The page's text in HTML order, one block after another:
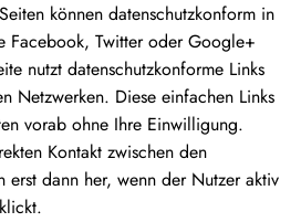
können datenschutzkonform in
Facebook, Twitter oder Google+
nutzt datenschutzkonforme Links
Netzwerken. Diese einfachen Links
vorab ohne Ihre Einwilligung.
Kontakt zwischen den
erst dann her, wenn der Nutzer aktiv